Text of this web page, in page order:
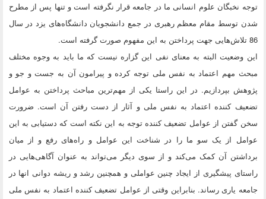
توجه نخبگان علوم انسانی ما در جامعه قرار نگرفته است و تنها پس از مطرح
شدن توسط مقام معظم رهبری در جمع دانشجویان دانشگاه‌های یزد در سال
86 تلاش‌هایی جهت پرداختن به این مفهوم صورت گرفته است.
این وضعیت البته به معنای نفی این گزاره نیست که ما باید به وجوه مختلف
مبحث مهم اعتماد به نفس ملی توجه کرده و پیرامون آن به جست و جو و
پژوهش بپردازیم. در این راستا یکی از مهم‌ترین مباحث پرداختن به عوامل
تضعیف کننده اعتماد به نفس ملی و آثار از دست رفتن آن است. ضرورت
سخن گفتن از عوامل تضعیف کننده توجه به این نکته است که دستیابی به این
عوامل از یک سو ما را در شناخت این عوامل و راه‌های رفع و از میان
برداشتن آن کمک می‌کند و از سوی دیگر می‌تواند به عنوان آگاهی‌هایی در
راستای پیشگیری از ایجاد چنین عواملی و همچنین رشد و ریشه دوانی انها در
جامعه یاری رساند. بنابراین وقتی از عوامل تضعیف کننده اعتماد به نفس ملی